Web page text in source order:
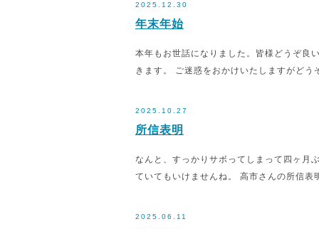
2025.12.30
年末年始
本年もお世話になりました。皆様どうぞ
きます。 ご迷惑をおかけいたしますがど
2025.10.27
所信表明
なんと、すっかりサボってしまって四ヶ月
ていてもいけませんね。 高市さんの所信
2025.06.11